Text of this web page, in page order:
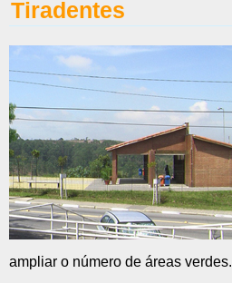
Tiradentes
ampliar o número de áreas verdes.